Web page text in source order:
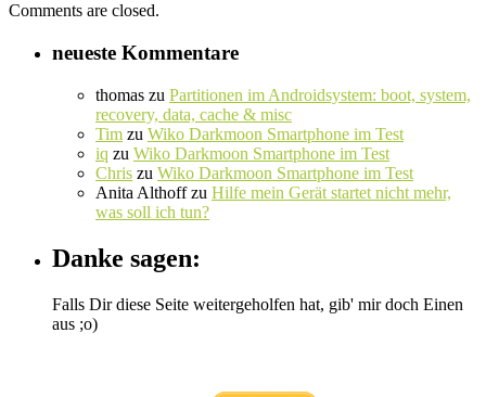
Comments are closed.
neueste Kommentare
thomas zu Partitionen im Androidsystem: boot, system,
recovery, data, cache & misc
Tim zu Wiko Darkmoon Smartphone im Test
iq zu Wiko Darkmoon Smartphone im Test
Chris zu Wiko Darkmoon Smartphone im Test
Anita Althoffzu Hilfe mein Gerät startet nicht mehr,
was soll ich tun?
Danke sagen:
Falls Dir diese Seite weitergeholfen hat, gib' mir doch Einen
aus ;o)